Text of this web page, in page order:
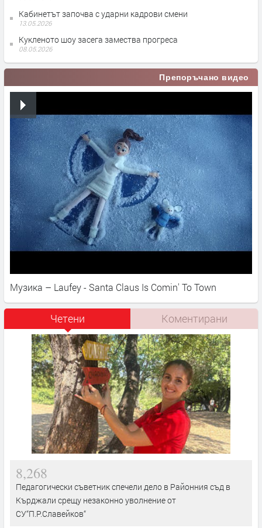
Кабинетът започва с ударни кадрови смени
13.05.2026
Кукленото шоу засега замества прогреса
08.05.2026
Препоръчано видео
Музика – Laufey - Santa Claus Is Comin' To Town
Четени Коментирани
8,268
Педагогически съветник спечели дело в Районния съд в
Кърджали срещу незаконно уволнение от
СУ“П.Р.Славейков“